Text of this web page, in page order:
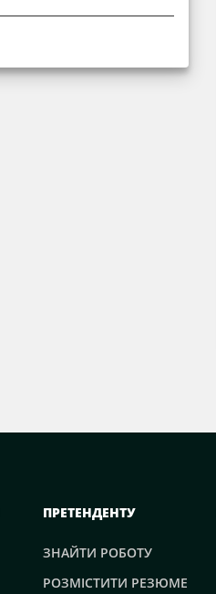
ПРЕТЕНДЕНТУ
ЗНАЙТИ РОБОТУ
РОЗМІСТИТИ РЕЗЮМЕ